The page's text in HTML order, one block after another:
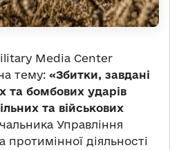
Media Center
тему: «Збитки, завдані
та бомбових ударів
та військових
Управління
протимінної діяльності